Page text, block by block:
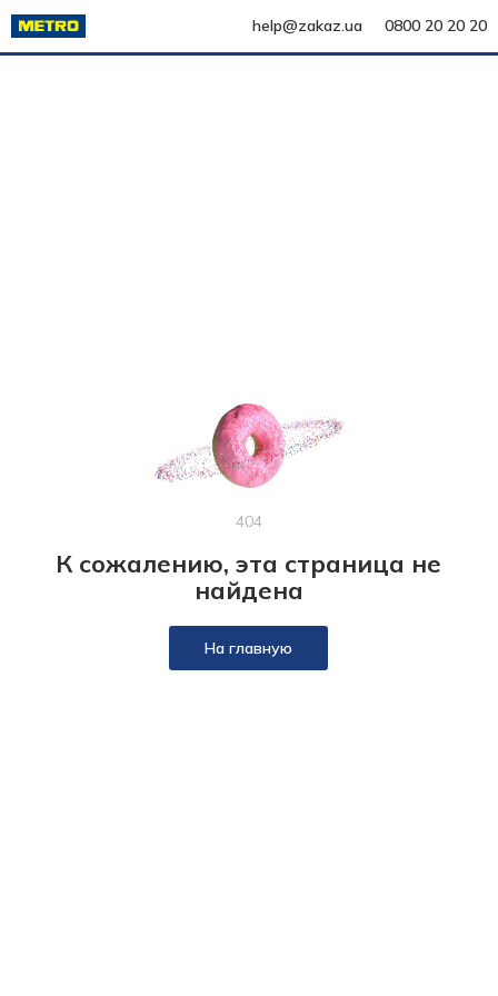
help@zakaz.ua 0800 20 20 20
404
К сожалению, эта страница не
найдена
На главную